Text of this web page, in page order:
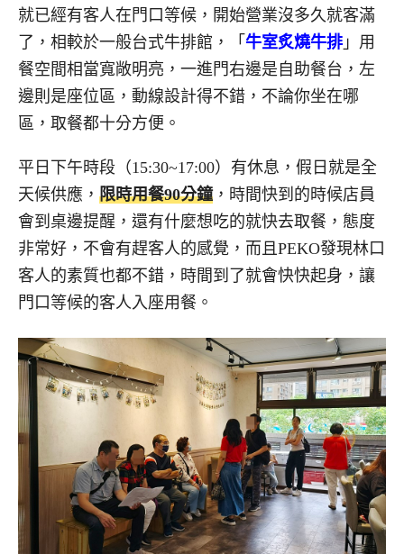
就已經有客人在門口等候，開始營業沒多久就客滿
了，相較於一般台式牛排館，「 牛室炙燒牛排 」用
餐空間相當寬敞明亮，一進門右邊是自助餐台，左
邊則是座位區，動線設計得不錯，不論你坐在哪
區，取餐都十分方便。
平日下午時段（15:30~17:00）有休息，假日就是全
天候供應， 限時用餐90分鐘，時間快到的時候店員
會到桌邊提醒，還有什麼想吃的就快去取餐，態度
非常好，不會有趕客人的感覺，而且PEKO發現林口
客人的素質也都不錯，時間到了就會快快起身，讓
門口等候的客人入座用餐。